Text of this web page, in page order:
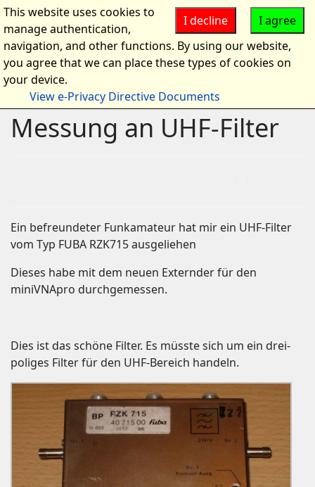
Messung an UHF-Filter
Ein befreundeter Funkamateur hat mir ein UHF-Filter
vom Typ FUBA RZK715 ausgeliehen
Dieses habe mit dem neuen Externder für den
miniVNApro durchgemessen.
Dies ist das schöne Filter. Es müsste sich um ein drei-
poliges Filter für den UHF-Bereich handeln.
I agree
I decline
This website uses cookies to
manage authentication,
navigation, and other functions. By using our website,
you agree that we can place these types of cookies on
your device.
View e-Privacy Directive Documents